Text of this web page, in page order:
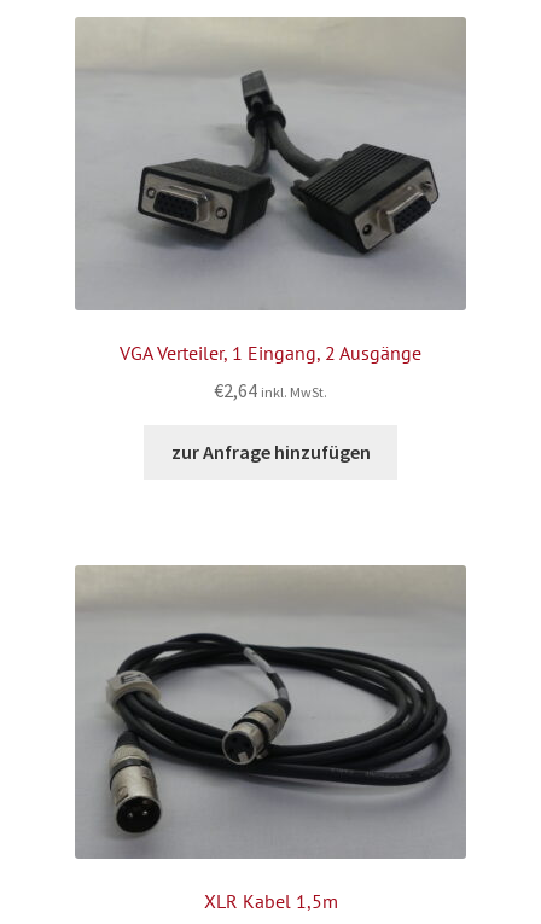
VGA Verteiler, 1 Eingang, 2 Ausgänge
€2,64 inkl. MwSt.
zur Anfrage hinzufügen
XLR Kabel 1,5m